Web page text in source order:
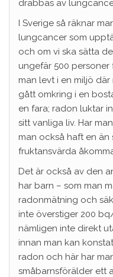
drabbas av
I Sverige så räknar
lungcancer som
och om vi ska sätta
ungefär 500
man levt i en miljö
gått omkring i en
en fara; radon luktar
sitt vanliga liv. Har
man också haft en än
fruktansvärda
Det är också av den
har barn – som man
radonmätning och
inte överstiger 200
nämligen inte direkt
innan man kan
radon och här har
småbarnsförälder ett